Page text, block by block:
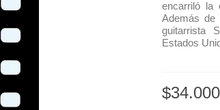
encarriló la
Además de
guitarrista
Estados
$34.000